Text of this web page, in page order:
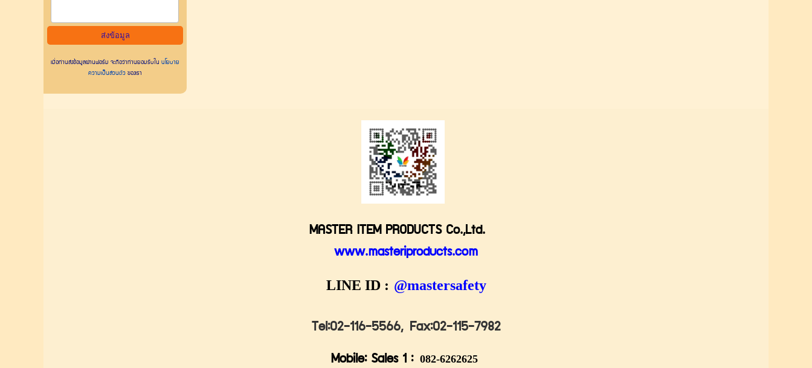
เมื่อท่านส่งข้อมูลผ่านฟอร์ม จะถือว่าท่านยอมรับใน นโยบาย
ความเป็นส่วนตัวของเรา
MASTER ITEM PRODUCTS Co.,Ltd.
www.masteriproducts.com
LINE ID : @mastersafety
Tel:02-116-5566, Fax:02-115-7982
Mobile: Sales 1 : 082-6262625